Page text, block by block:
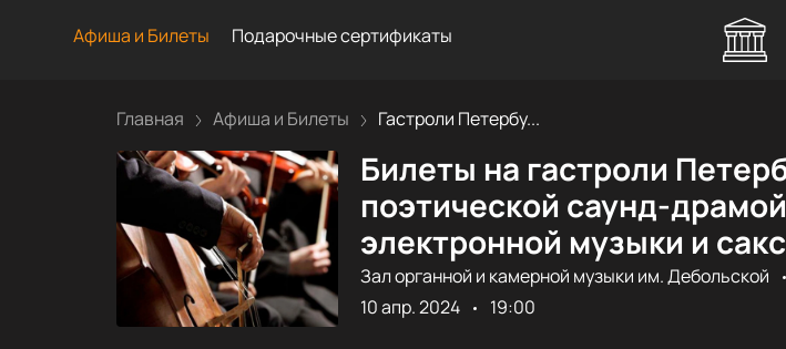
Афиша и Билеты Подарочные сертификаты
Главная Афиша и Билеты Гастроли Петербу...
Билеты на гастроли
поэтической саунд-
электронной музыки и
Зал органной и камерной музыки им. Дебольской
10 апр. 2024
19:00